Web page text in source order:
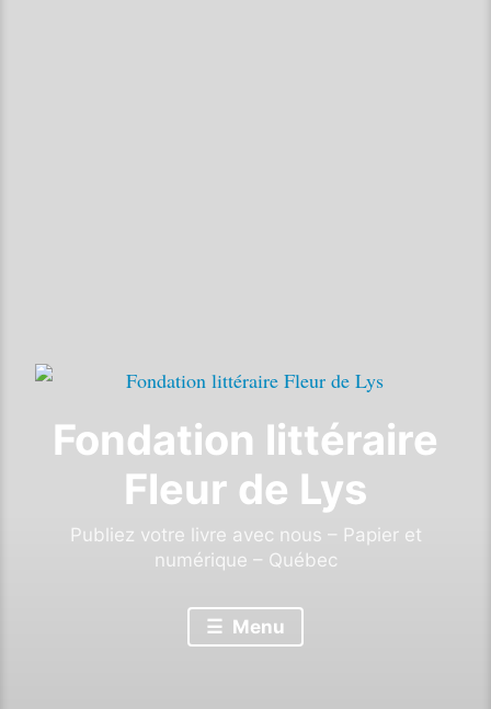
Fondation littéraire
Fleur de Lys
Publiez votre livre avec nous – Papier et
numérique – Québec
Menu